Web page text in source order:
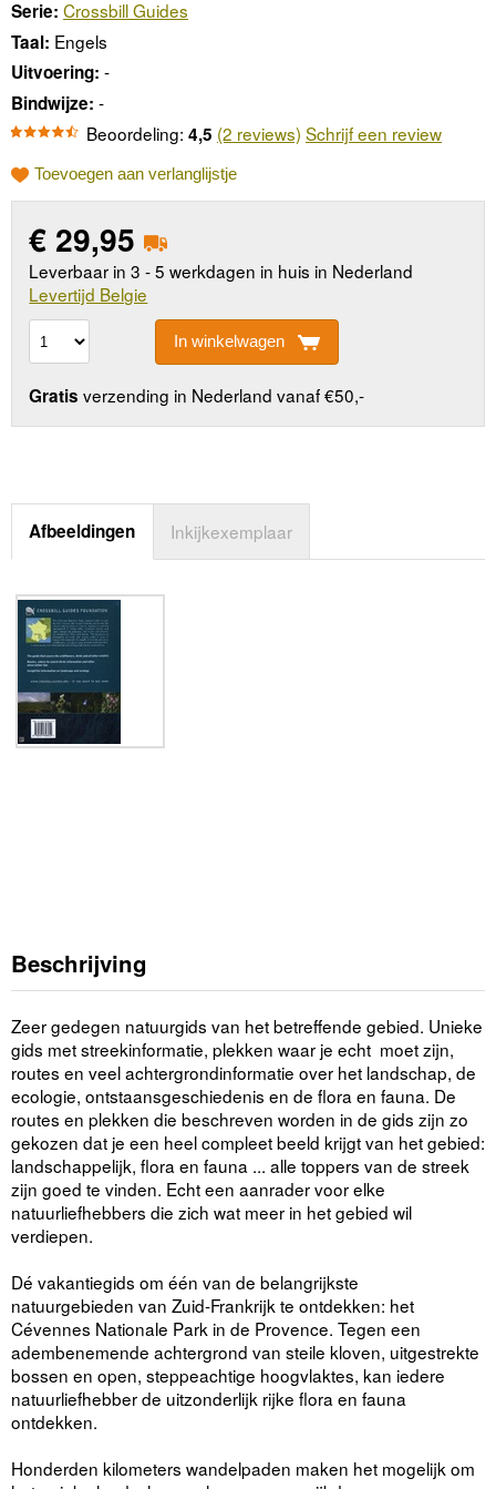
Serie: Crossbill Guides
Taal: Engels
Uitvoering: -
Bindwijze: -
Beoordeling: 4,5 (2 reviews) Schrijf een review
Toevoegen aan verlanglijstje
€ 29,95
Leverbaar in 3 - 5 werkdagen in huis in Nederland
Levertijd Belgie
In winkelwagen
Gratis verzending in Nederland vanaf €50,-
Afbeeldingen Inkijkexemplaar
Beschrijving
Zeer gedegen natuurgids van het betreffende gebied. Unieke
gids met streekinformatie, plekken waar je echt moet zijn,
routes en veel achtergrondinformatie over het landschap, de
ecologie, ontstaansgeschiedenis en de flora en fauna. De
routes en plekken die beschreven worden in de gids zijn zo
gekozen dat je een heel compleet beeld krijgt van het gebied:
landschappelijk, flora en fauna ... alle toppers van de streek
zijn goed te vinden. Echt een aanrader voor elke
natuurliefhebbers die zich wat meer in het gebied wil
verdiepen.
Dé vakantiegids om één van de belangrijkste
natuurgebieden van Zuid-Frankrijk te ontdekken: het
Cévennes Nationale Park in de Provence. Tegen een
adembenemende achtergrond van steile kloven, uitgestrekte
bossen en open, steppeachtige hoogvlaktes, kan iedere
natuurliefhebber de uitzonderlijk rijke flora en fauna
ontdekken.
Honderden kilometers wandelpaden maken het mogelijk om